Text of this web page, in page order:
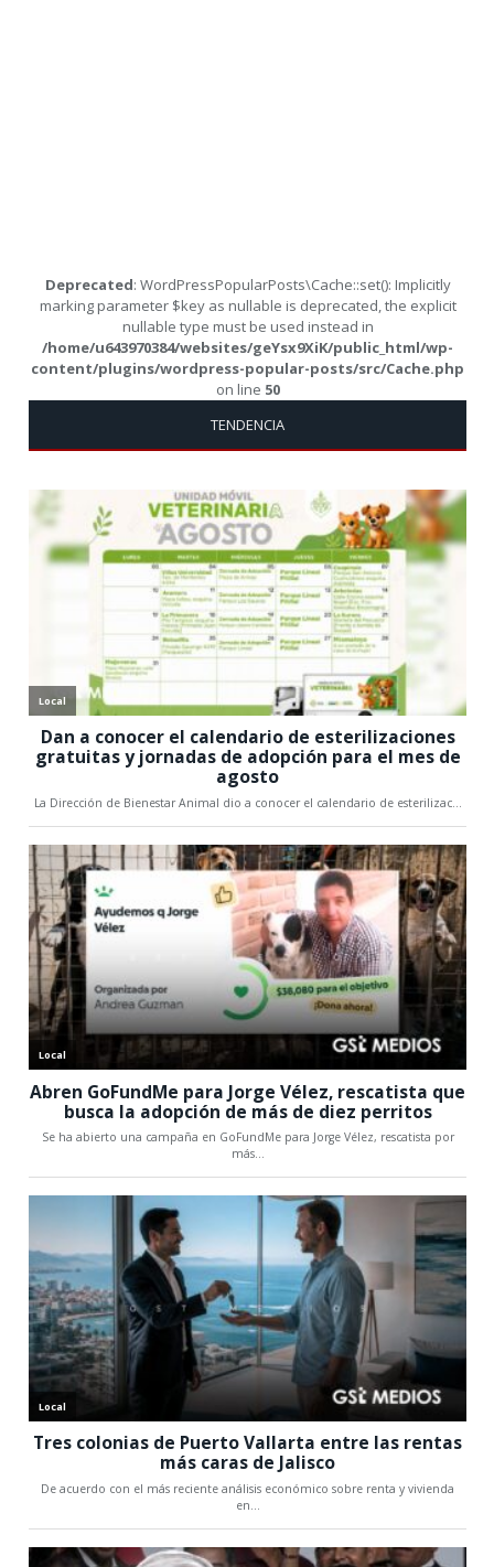
Deprecated: WordPressPopularPosts\Cache::set(): Implicitly
marking parameter $key as nullable is deprecated, the explicit
nullable type must be used instead in
/home/u643970384/websites/geYsx9XiK/public_html/wp-
content/plugins/wordpress-popular-posts/src/Cache.php
on line 50
TENDENCIA